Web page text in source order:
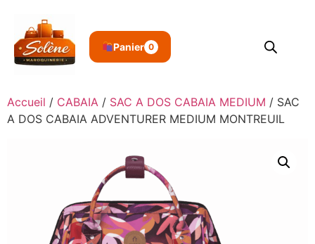
Panier 0
Accueil / CABAIA / SAC A DOS CABAIA MEDIUM / SAC
A DOS CABAIA ADVENTURER MEDIUM MONTREUIL